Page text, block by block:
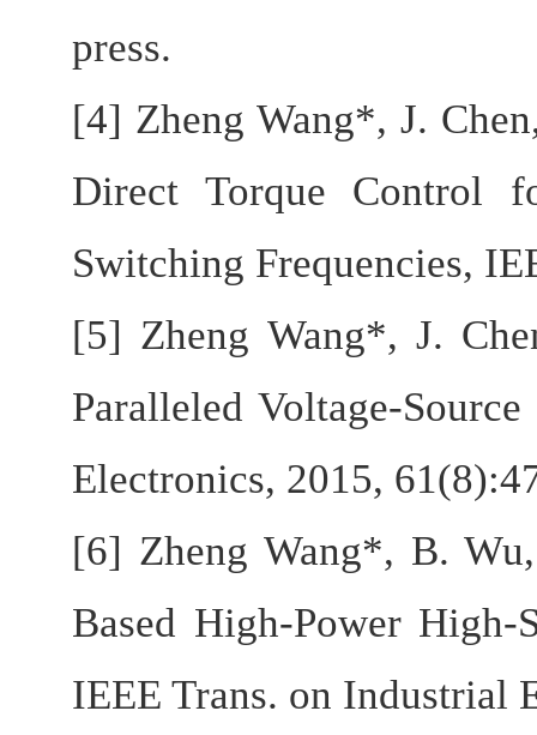
press.
[4] Zheng Wang*, J.
Direct Torque Control
Switching Frequencies,
[5] Zheng Wang*, J.
Paralleled Voltage-
Electronics, 2015,
[6] Zheng Wang*, B.
Based High-Power
IEEE Trans. on Industrial